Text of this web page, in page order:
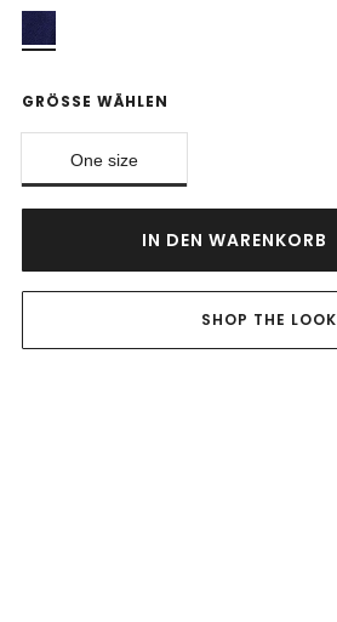
GRÖSSE WÄHLEN
One size
IN DEN WARENKORB
SHOP THE LOOK